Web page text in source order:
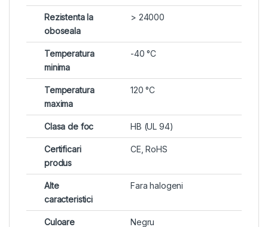
Rezistenta la
oboseala
> 24000
Temperatura
minima
-40 °C
Temperatura
maxima
120 °C
Clasa de foc HB (UL 94)
Certificari
produs
CE, RoHS
Alte
caracteristici
Fara halogeni
Culoare Negru